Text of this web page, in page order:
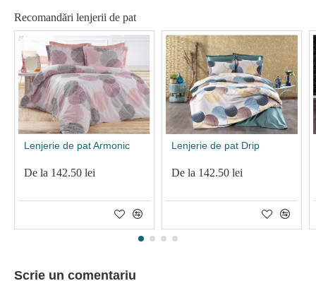
Recomandări lenjerii de pat
Lenjerie de pat Armonic
De la 142.50 lei
Lenjerie de pat Drip
De la 142.50 lei
Scrie un comentariu